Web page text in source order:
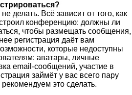
делать. Всё зависит от того, как
конференцию: должны ли
чтобы размещать сообщения,
регистрация даёт вам
которые недоступны
аватары, личные
email-сообщений, участие в
займёт у вас всего пару
это сделать.